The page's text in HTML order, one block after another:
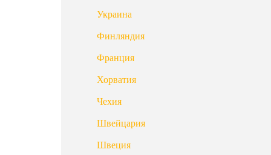
Украина
Финляндия
Франция
Хорватия
Чехия
Швейцария
Швеция